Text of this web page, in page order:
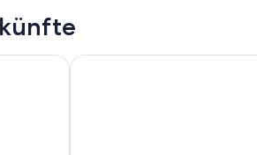
(mittleres stockwerk) und freuen uns,
können.
Erholung, gemütlich, viel Platz,
Gruppenhaus Bredereiche